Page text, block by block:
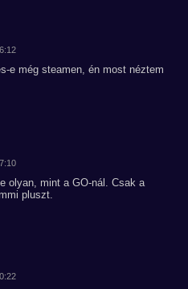
e még steamen, én most néztem
olyan, mint a GO-nál. Csak a
pluszt.